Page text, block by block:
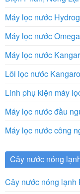
Máy lọc nước
Máy lọc nước
Máy lọc nước
Lõi lọc nước
Linh phụ kiện máy
Máy lọc nước đầu
Máy lọc nước công
Cây nước nóng
Cây nước nóng lạnh